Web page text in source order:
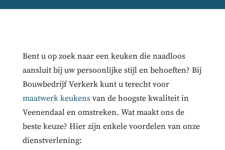
Bent u op zoek naar een keuken die naadloos
aansluit bij uw persoonlijke stijl en behoeften? Bij
Bouwbedrijf Verkerk kunt u terecht voor
maatwerk keukensvan de hoogste kwaliteit in
Veenendaal en omstreken. Wat maakt ons de
beste keuze? Hier zijn enkele voordelen van onze
dienstverlening: